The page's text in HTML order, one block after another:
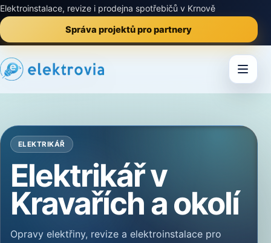
Elektroinstalace, revize i prodejna spotřebičů v Krnově
Správa projektů pro partnery
ELEKTRIKÁŘ
Elektrikář v
Kravařích a okolí
Opravy elektřiny, revize a elektroinstalace pro